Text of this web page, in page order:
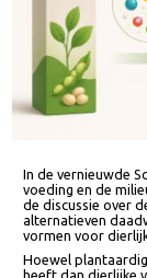
In de vernieuwde
voeding en de
de discussie over
alternatieven
vormen voor